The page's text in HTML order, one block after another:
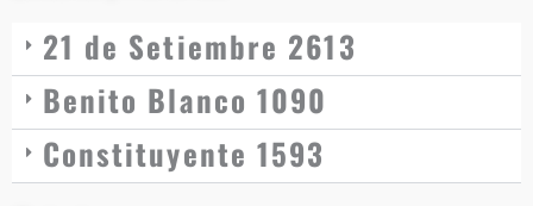
21 de Setiembre 2613
Benito Blanco 1090
Constituyente 1593